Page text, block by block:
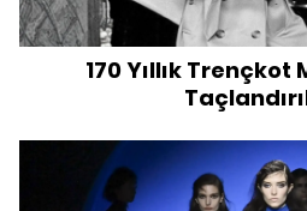
170 Yıllık Trençkot